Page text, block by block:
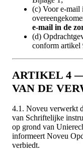
(c) Voor e-
e-mail in de
(d)
conform
ARTIKEL 4
VAN DE
4.1. Noveu verwerkt
van Schriftelijke
op grond van
informeert Noveu
verbiedt.